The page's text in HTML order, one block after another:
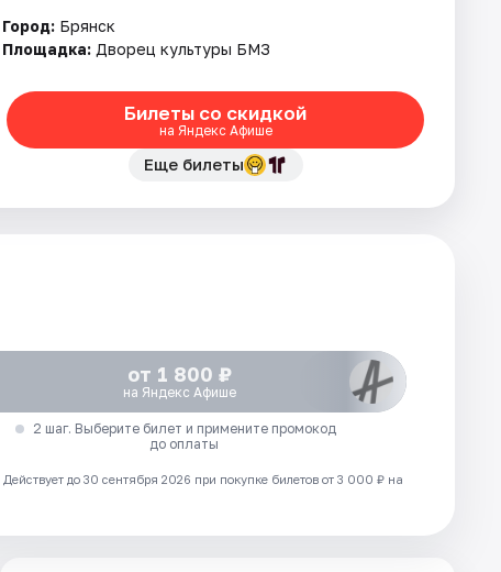
Город: Брянск
Площадка: Дворец культуры БМЗ
Билеты со скидкой
на Яндекс Афише
Еще билеты
от 1 800 ₽
на Яндекс Афише
2 шаг. Выберите билет и примените промокод
до оплаты
Действует до 30 сентября 2026 при покупке билетов от 3 000 ₽ на